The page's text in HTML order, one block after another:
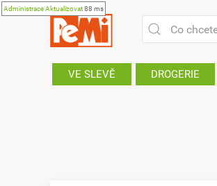
AdministraceAktualizovat88 ms
VE SLEVĚ DROGERIE